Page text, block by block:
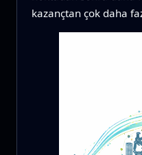
kazançtan çok daha